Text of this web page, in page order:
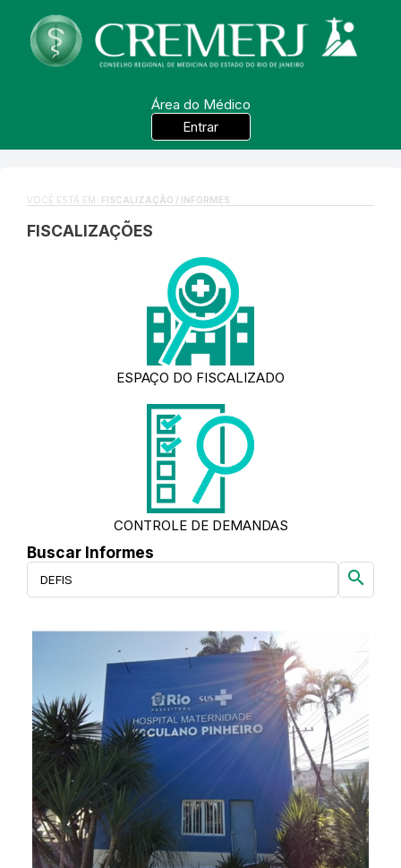
Área do Médico
Entrar
VOCÊ ESTÁ EM: FISCALIZAÇÃO / INFORMES
FISCALIZAÇÕES
ESPAÇO DO FISCALIZADO
CONTROLE DE DEMANDAS
Buscar Informes
search